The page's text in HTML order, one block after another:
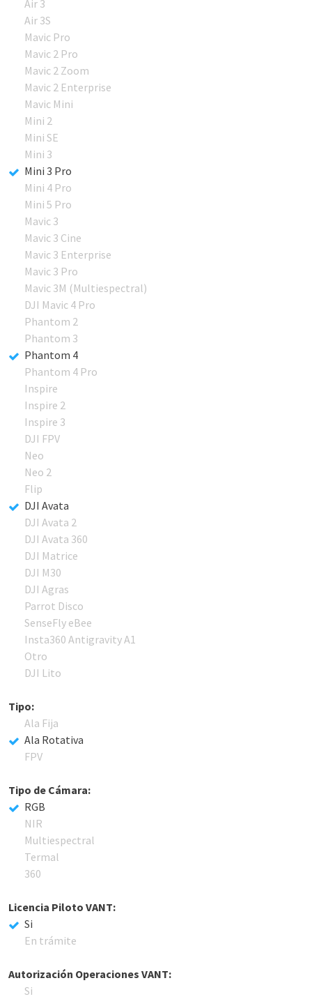
Air 3
Air 3S
Mavic Pro
Mavic 2 Pro
Mavic 2 Zoom
Mavic 2 Enterprise
Mavic Mini
Mini 2
Mini SE
Mini 3
Mini 3 Pro
Mini 4 Pro
Mini 5 Pro
Mavic 3
Mavic 3 Cine
Mavic 3 Enterprise
Mavic 3 Pro
Mavic 3M (Multiespectral)
DJI Mavic 4 Pro
Phantom 2
Phantom 3
Phantom 4
Phantom 4 Pro
Inspire
Inspire 2
Inspire 3
DJI FPV
Neo
Neo 2
Flip
DJI Avata
DJI Avata 2
DJI Avata 360
DJI Matrice
DJI M30
DJI Agras
Parrot Disco
SenseFly eBee
Insta360 Antigravity A1
Otro
DJI Lito
Tipo:
Ala Fija
Ala Rotativa
FPV
Tipo de Cámara:
RGB
NIR
Multiespectral
Termal
360
Licencia Piloto VANT:
Si
En trámite
Autorización Operaciones VANT:
Si